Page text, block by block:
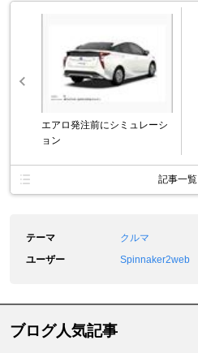
エアロ発注前にシミュレーシ
ョン
記事一覧
テーマ
クルマ
ユーザー
Spinnaker2web
ブログ人気記事